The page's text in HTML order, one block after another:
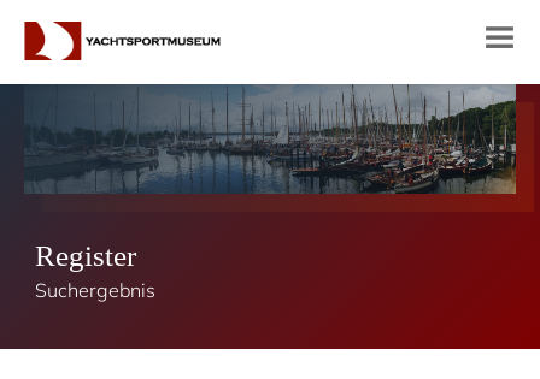
Register
Suchergebnis